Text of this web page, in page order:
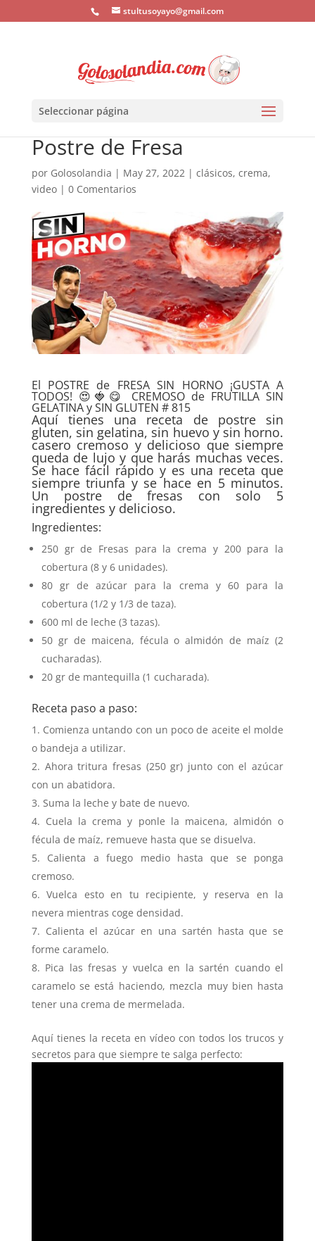
stultusoyayo@gmail.com
Seleccionar página
Postre de Fresa
por Golosolandia | May 27, 2022| clásicos, crema,
video| 0 Comentarios
El POSTRE de FRESA SIN HORNO ¡GUSTA A
TODOS! 😍🍓😋 CREMOSO de FRUTILLA SIN
GELATINA y SIN GLUTEN # 815
Aquí tienes una receta de postre sin
gluten, sin gelatina, sin huevo y sin horno.
casero cremoso y delicioso que siempre
queda de lujo y que harás muchas veces.
Se hace fácil rápido y es una receta que
siempre triunfa y se hace en 5 minutos.
Un postre de fresas con solo 5
ingredientes y delicioso.
Ingredientes:
250 gr de Fresas para la crema y 200 para la
cobertura (8 y 6 unidades).
80 gr de azúcar para la crema y 60 para la
cobertura (1/2 y 1/3 de taza).
600 ml de leche (3 tazas).
50 gr de maicena, fécula o almidón de maíz (2
cucharadas).
20 gr de mantequilla (1 cucharada).
Receta paso a paso:
Comienza untando con un poco de aceite el molde
o bandeja a utilizar.
Ahora tritura fresas (250 gr) junto con el azúcar
con un abatidora.
Suma la leche y bate de nuevo.
Cuela la crema y ponle la maicena, almidón o
fécula de maíz, remueve hasta que se disuelva.
Calienta a fuego medio hasta que se ponga
cremoso.
Vuelca esto en tu recipiente, y reserva en la
nevera mientras coge densidad.
Calienta el azúcar en una sartén hasta que se
forme caramelo.
Pica las fresas y vuelca en la sartén cuando el
caramelo se está haciendo, mezcla muy bien hasta
tener una crema de mermelada.
Aquí tienes la receta en vídeo con todos los trucos y
secretos para que siempre te salga perfecto: